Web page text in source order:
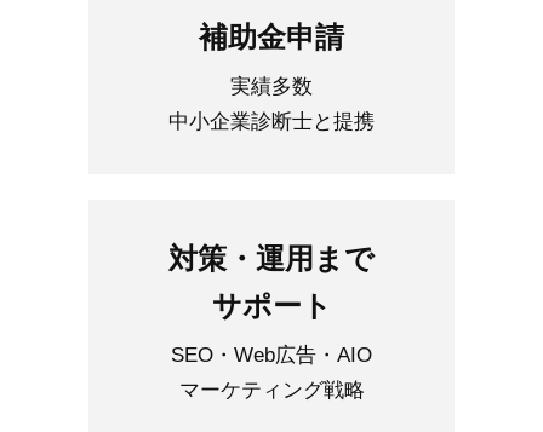
補助金申請
実績多数
中小企業診断士と提携
対策・運用まで
サポート
SEO・Web広告・AIO
マーケティング戦略